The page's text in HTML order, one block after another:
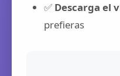
✅ Descarga el
prefieras